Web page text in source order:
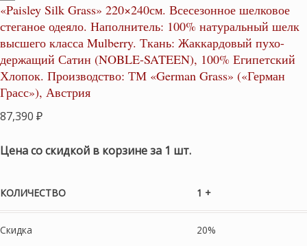
«Paisley Silk Grass» 220×240см. Всесезонное шелковое
стеганое одеяло. Наполнитель: 100% натуральный шелк
высшего класса Mulberry. Ткань: Жаккардовый пухо-
держащий Сатин (NOBLE-SATEEN), 100% Египетский
Хлопок. Производство: ТМ «German Grass» («Герман
Грасс»), Австрия
87,390 ₽
Цена со скидкой в корзине за 1 шт.
КОЛИЧЕСТВО 1 +
Скидка 20%